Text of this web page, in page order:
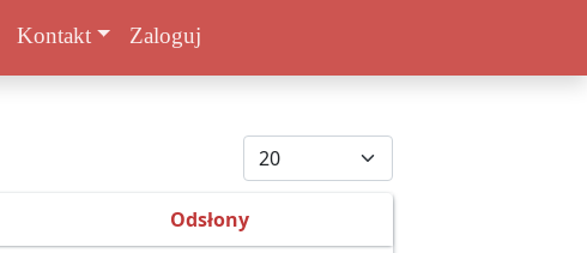
Kontakt Zaloguj
Pokaż #
Odsłony